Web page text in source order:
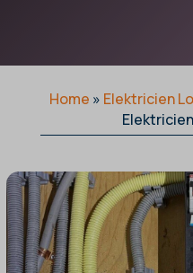
Home » Elektricien